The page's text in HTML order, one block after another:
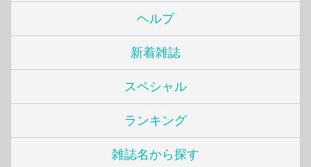
ヘルプ
新着雑誌
スペシャル
ランキング
雑誌名から探す